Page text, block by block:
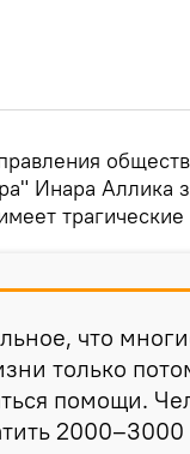
Инара Аллика
трагические
что
только
помощи.
2000–3000